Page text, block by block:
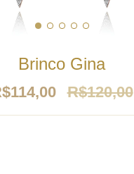
Brinco Gina
R$120,00